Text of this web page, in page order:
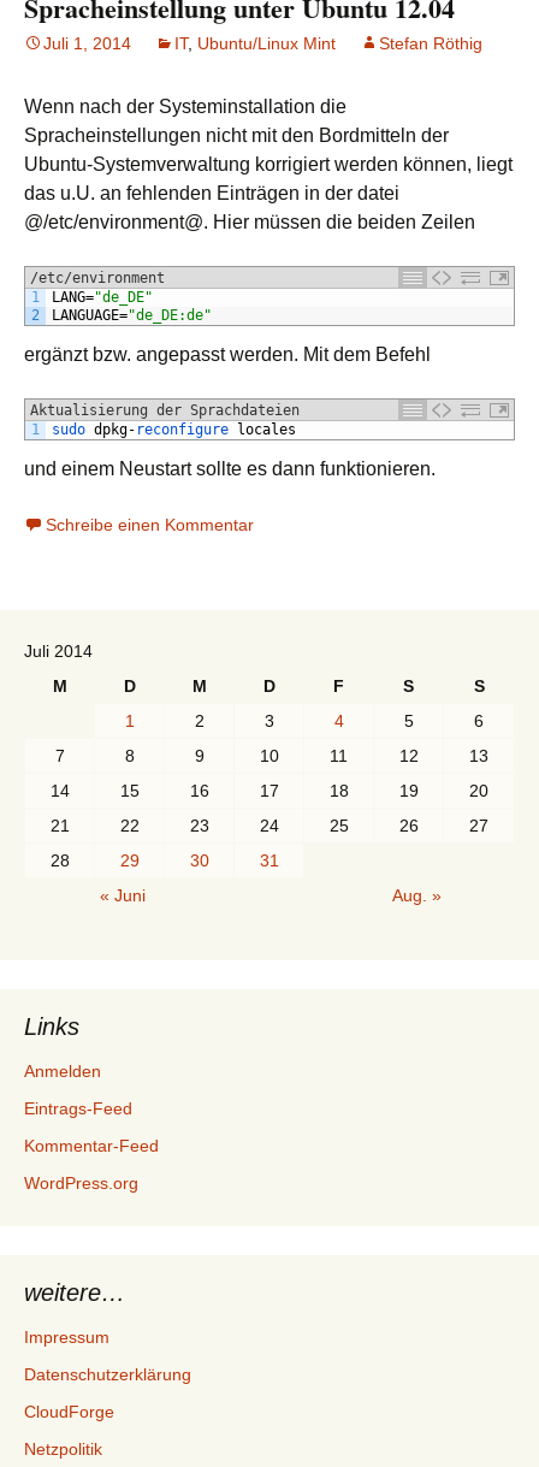
Juli 1, 2014 IT, Ubuntu/Linux Mint Stefan Röthig
Wenn nach der Systeminstallation die
Spracheinstellungen nicht mit den Bordmitteln der
Ubuntu-Systemverwaltung korrigiert werden können, liegt
das u.U. an fehlenden Einträgen in der datei
@/etc/environment@. Hier müssen die beiden Zeilen
/etc/environment
1
2
LANG="de_DE"
LANGUAGE="de_DE:de"
ergänzt bzw. angepasst werden. Mit dem Befehl
Aktualisierung der Sprachdateien
1
sudo dpkg- reconfigure locales
und einem Neustart sollte es dann funktionieren.
Schreibe einen Kommentar
Juli 2014
M
D M D F S
S
1
2 3 4 5
6
7
8 9 10 11 12
13
14
15 16 17 18 19
20
21
22 23 24 25 26
27
28
29 30
31
« Juni
Aug. »
Links
Anmelden
Eintrags-Feed
Kommentar-Feed
WordPress.org
weitere…
Impressum
Datenschutzerklärung
CloudForge
Netzpolitik